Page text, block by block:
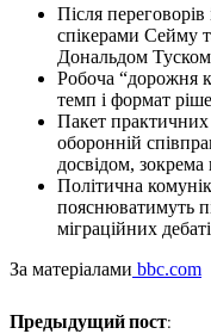
Після
спікерами Сейму
Дональдом
Робоча “дорожня
темп і формат
Пакет практичних
оборонній
досвідом,
Політична
пояснюватимуть
міграційних
За матеріалами bbc.com
Предыдущий пост: